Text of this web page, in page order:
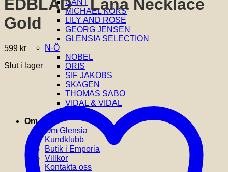
GANT
MICHAEL KORS
LILY AND ROSE
GEORG JENSEN
GLENSIA SELECTION
N-Ö
NOBEL
ORIS
SIF JAKOBS
SKAGEN
THOMAS SABO
VIDAL & VIDAL
YLVA LI
Om oss
Om Glensia
Kundklubb
Butik i Emporia
Villkor
Kontakta oss
EDBLAD – Lana Necklace
Gold
599 kr
Slut i lager